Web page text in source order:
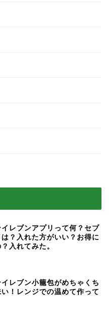
レブンアプリって何？セブ
は？入れた方がいい？お得に
入れてみた。
レブン小籠包がめちゃくち
い！レンジでの温めて作って